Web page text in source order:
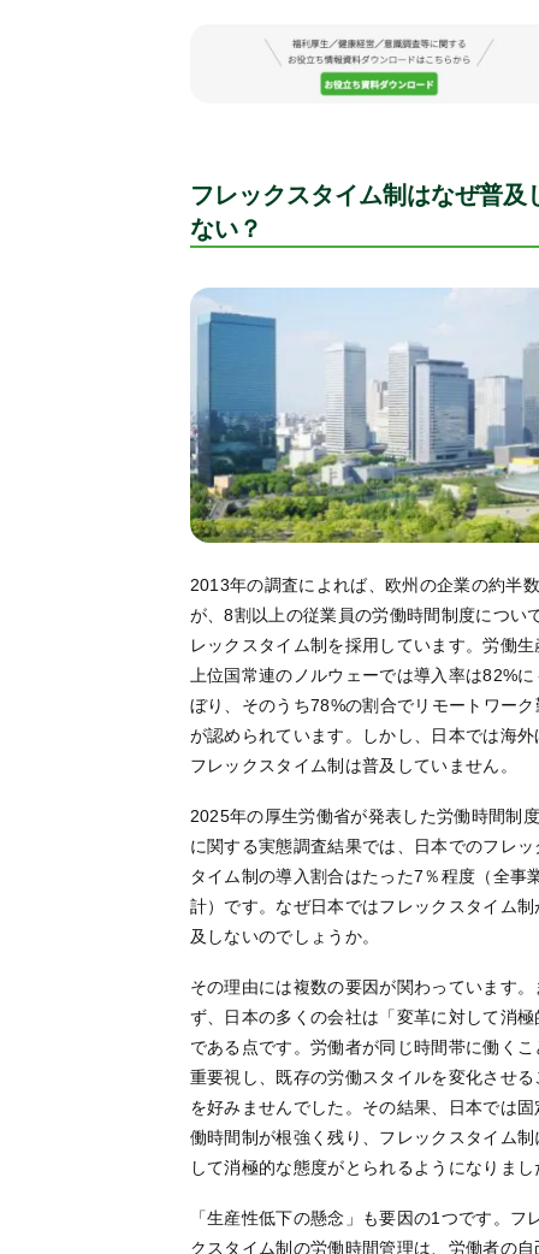
フレックスタイム制はなぜ普及
ない？
2013年の調査によれば、欧州の企業の約半数
が、8割以上の従業員の労働時間制度につい
レックスタイム制を採用しています。労働生
上位国常連のノルウェーでは導入率は82%
ぼり、そのうち78%の割合でリモートワーク
が認められています。しかし、日本では海外
フレックスタイム制は普及していません。
2025年の厚生労働省が発表した労働時間制
に関する実態調査結果では、日本でのフレッ
タイム制の導入割合はたった7％程度（全事
計）です。なぜ日本ではフレックスタイム制
及しないのでしょうか。
その理由には複数の要因が関わっています。
ず、日本の多くの会社は「変革に対して消極
である点です。労働者が同じ時間帯に働くこ
重要視し、既存の労働スタイルを変化させる
を好みませんでした。その結果、日本では固
働時間制が根強く残り、フレックスタイム制
して消極的な態度がとられるようになりまし
「生産性低下の懸念」も要因の1つです。フ
クスタイム制の労働時間管理は、労働者の自